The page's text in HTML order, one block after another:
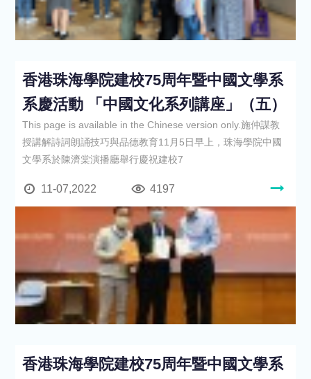
香港珠海學院建校75周年暨中國文學系
系慶活動 「中國文化系列講座」（五）
This page is available in the Chinese version only.施仲謀教
授講解詩詞朗誦技巧與品德教育11月5日早上，珠海學院中國
文學系於陳濟棠演播廳舉行慶祝建校7
11-07,2022 4197
香港珠海學院建校75周年暨中國文學系